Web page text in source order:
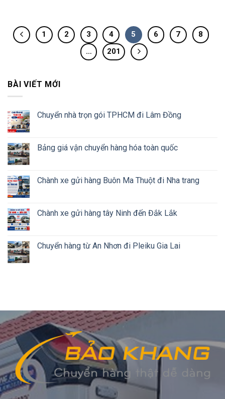
1 2 3 4 5 6 7
8
…
201
BÀI VIẾT MỚI
Chuyển nhà trọn gói TPHCM đi Lâm Đồng
Bảng giá vận chuyển hàng hóa toàn quốc
Chành xe gửi hàng Buôn Ma Thuột đi Nha trang
Chành xe gửi hàng tây Ninh đến Đắk Lắk
Chuyển hàng từ An Nhơn đi Pleiku Gia Lai